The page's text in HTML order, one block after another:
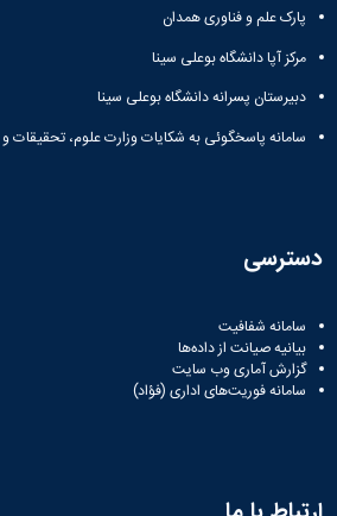
پارک علم و فناوری همدان
مرکز آپا دانشگاه بوعلی سینا
دبیرستان پسرانه دانشگاه بوعلی سینا
سامانه پاسخگوئی به شکایات وزارت علوم، تحقیقات و
دسترسی
سامانه شفافیت
بیانیه صیانت از داده‌ها
گزارش آماری وب‌ سایت
سامانه فوریت‌های اداری (فؤاد)